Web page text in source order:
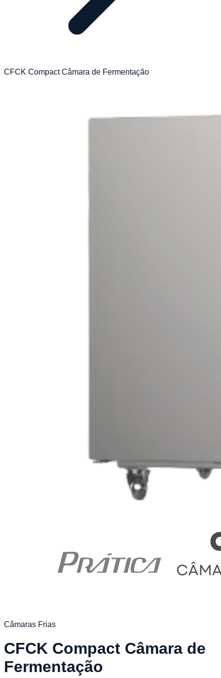
CFCK Compact Câmara de Fermentação
Câmaras Frias
CFCK Compact Câmara de
Fermentação